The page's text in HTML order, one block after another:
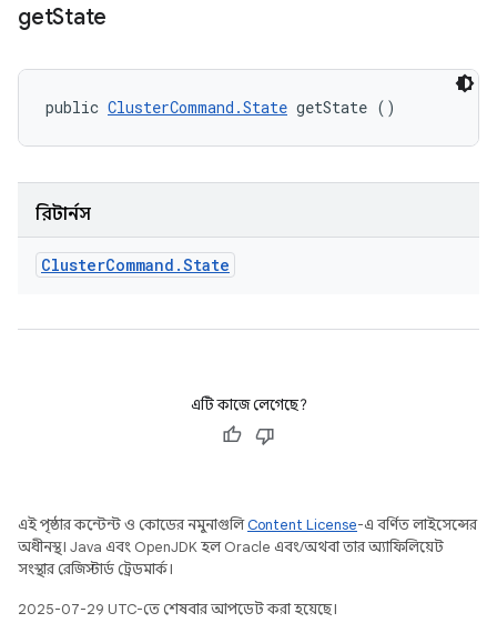
getState
public ClusterCommand.State getState ()
রিটার্নস
ClusterCommand .State
এটি কাজে লেগেছে?
এই পৃষ্ঠার কন্টেন্ট ও কোডের নমুনাগুলিContent License-এ বর্ণিত লাইসেন্সের
অধীনস্থ। Java এবং OpenJDK হল Oracle এবং/অথবা তার অ্যাফিলিয়েট
সংস্থার রেজিস্টার্ড ট্রেডমার্ক।
2025-07-29 UTC-তে শেষবার আপডেট করা হয়েছে।